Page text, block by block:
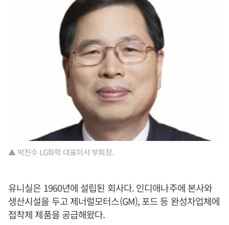
▲ 박진수 LG화학 대표이사 부회장.
유니실은 1960년에 설립된 회사다. 인디애나주에 본사와
생산시설을 두고 제너럴모터스(GM), 포드 등 완성차업체에
접착제 제품을 공급해왔다.